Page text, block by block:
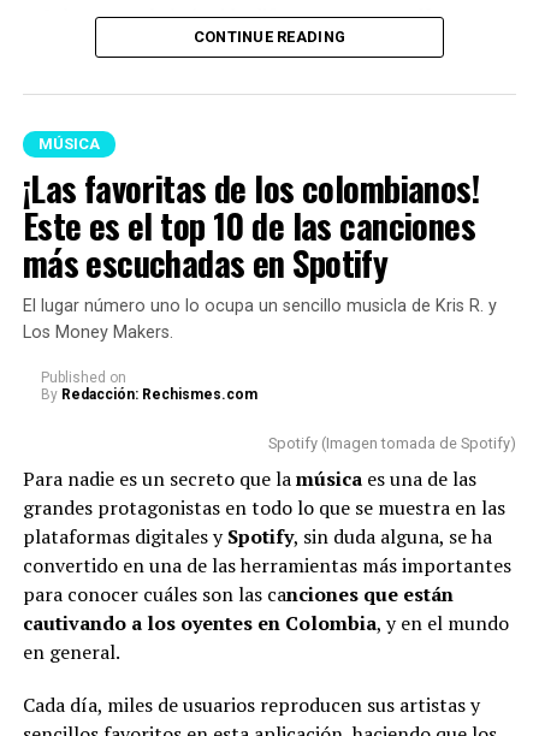
señalaron que habría sido diferente,pues su llanto no
parecía ser de felicidad, sino de tristeza.
lágrimas caían una tras otra y su semblante
reflejaba nostalgia.
Lee también: “No puedo más”: La Blanquita reveló,
destrozada en llanto, que terminó con Naim por las
faltas de respeto
Como era de esperarse, los internautas no tardaron en
reaccionar en redes sociales y opinar sobre las razones
por las cuales
Cabe aclarar que, en medio del concierto, la famosa
se debía a la emoción que estaba viviendo junto a
ellos.
“Me siento supremamente
agradecida por el amor que me
dan siempre. Siento que
cuando me paro en este
escenario, vivo una realidad
CONTINUE READING
MÚSICA
¡Las favoritas de los colombianos!
Este es el top 10 de las canciones
más escuchadas en Spotify
El lugar número uno lo ocupa un sencillo musicla de Kris R. y
Los Money Makers.
Published on
By Redacción: Rechismes.com
Spotify (Imagen tomada de Spotify)
Para nadie es un secreto que lamúsicaes una de las
grandes protagonistas en todo lo que se muestra en las
plataformas digitales ySpotify, sin duda alguna, se ha
convertido en una de las herramientas más importantes
para conocer cuáles son las canciones que están
cautivando a los oyentes en Colombia, y en el mundo
en general.
Cada día, miles de usuarios reproducen sus artistas y